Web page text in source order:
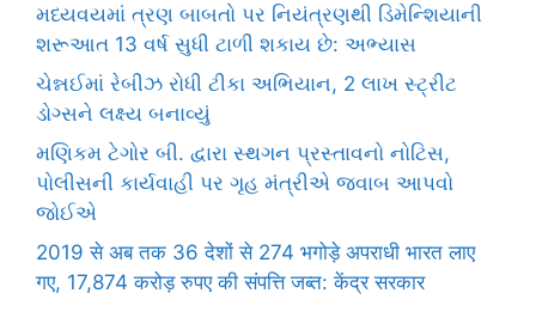
મધ્યવયમાં ત્રણ બાબતો પર નિયંત્રણથી ડિમેન્શિયાની
શરૂઆત 13 વર્ષ સુધી ટાળી શકાય છે: અભ્યાસ
ચેન્નઈમાં રેબીઝ રોધી ટીકા અભિયાન, 2 લાખ સ્ટ્રીટ
ડોગ્સને લક્ષ્ય બનાવ્યું
મણિકમ ટેગોર બી. દ્વારા સ્થગન પ્રસ્તાવનો નોટિસ,
પોલીસની કાર્યવાહી પર ગૃહ મંત્રીએ જવાબ આપવો
જોઈએ
2019 से अब तक 36 देशों से 274 भगोड़े अपराधी भारत लाए
गए, 17,874 करोड़ रुपए की संपत्ति जब्त: केंद्र सरकार